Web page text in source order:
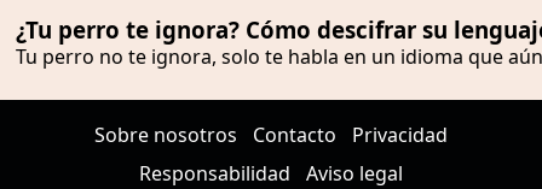
¿Tu perro te ignora? Cómo descifrar su
Tu perro no te ignora, solo te habla en un idioma que
Sobre nosotros Contacto
Privacidad
Responsabilidad
Aviso legal